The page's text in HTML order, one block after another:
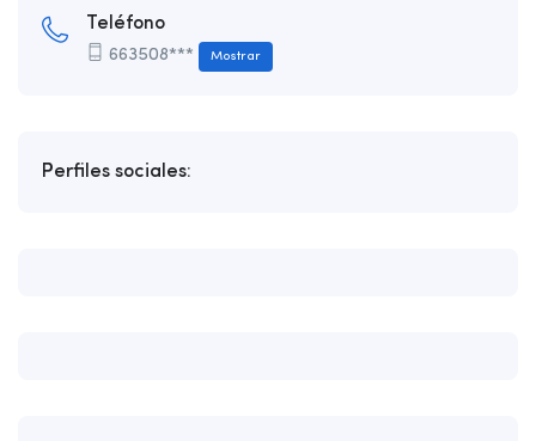
Teléfono
663508*** Mostrar
Perfiles sociales: